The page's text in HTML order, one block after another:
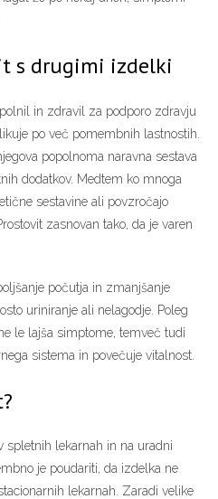
s drugimi izdelki
in zdravil za podporo zdravju
po več pomembnih lastnostih.
popolnoma naravna sestava
dodatkov. Medtem ko mnoga
sestavine ali povzročajo
zasnovan tako, da je varen
počutja in zmanjšanje
uriniranje ali nelagodje. Poleg
le lajša simptome, temveč tudi
sistema in povečuje vitalnost.
spletnih lekarnah in na uradni
je poudariti, da izdelka ne
lekarnah. Zaradi velike